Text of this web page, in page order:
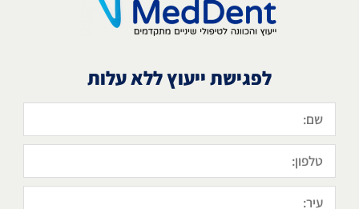
לפגישת ייעוץ ללא עלות